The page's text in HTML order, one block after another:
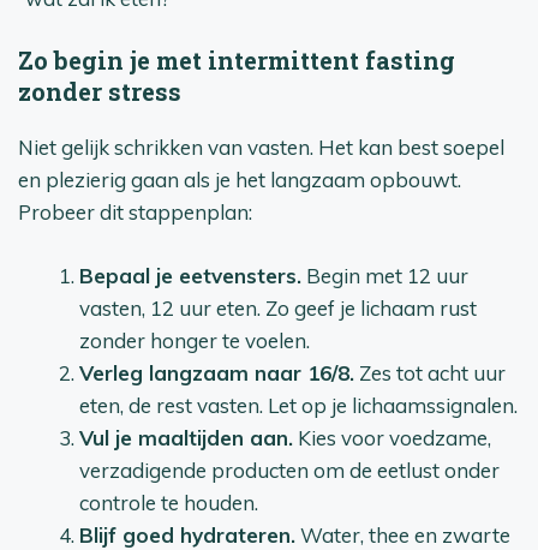
Zo begin je met intermittent fasting
zonder stress
Niet gelijk schrikken van vasten. Het kan best soepel
en plezierig gaan als je het langzaam opbouwt.
Probeer dit stappenplan:
Bepaal je eetvensters. Begin met 12 uur
vasten, 12 uur eten. Zo geef je lichaam rust
zonder honger te voelen.
Verleg langzaam naar 16/8. Zes tot acht uur
eten, de rest vasten. Let op je lichaamssignalen.
Vul je maaltijden aan. Kies voor voedzame,
verzadigende producten om de eetlust onder
controle te houden.
Blijf goed hydrateren.Water, thee en zwarte